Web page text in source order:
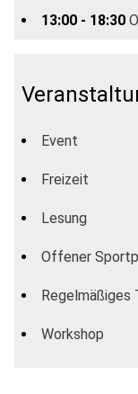
13:00 - 18:30
Event
Freizeit
Lesung
Offener
Regelmäßiges
Workshop